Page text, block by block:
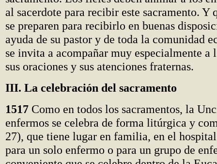
al sacerdote para recibir este sacramento. Y
se preparen para recibirlo en buenas
ayuda de su pastor y de toda la comunidad
se invita a acompañar muy especialmente a
sus oraciones y sus atenciones fraternas.
III. La celebración del sacramento
1517 Como en todos los sacramentos, la
enfermos se celebra de forma litúrgica y
27), que tiene lugar en familia, en el
para un solo enfermo o para un grupo de